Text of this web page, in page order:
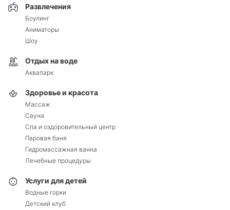
Развлечения
Боулинг
Аниматоры
Шоу
Отдых на воде
Аквапарк
Здоровье и красота
Массаж
Сауна
Спа и оздоровительный центр
Паровая баня
Гидромассажная ванна
Лечебные процедуры
Услуги для детей
Водные горки
Детский клуб